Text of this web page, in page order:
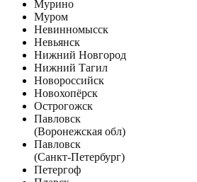
Мурино
Муром
Невинномысск
Невьянск
Нижний Новгород
Нижний Тагил
Новороссийск
Новохопёрск
Острогожск
Павловск
(Воронежская обл)
Павловск
(Санкт-Петербург)
Петергоф